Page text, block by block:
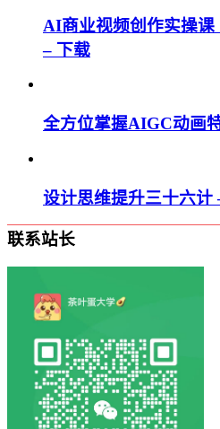
AI商业视频创作实操课
– 下载
全方位掌握AIGC动画
设计思维提升三十六计
联系站长